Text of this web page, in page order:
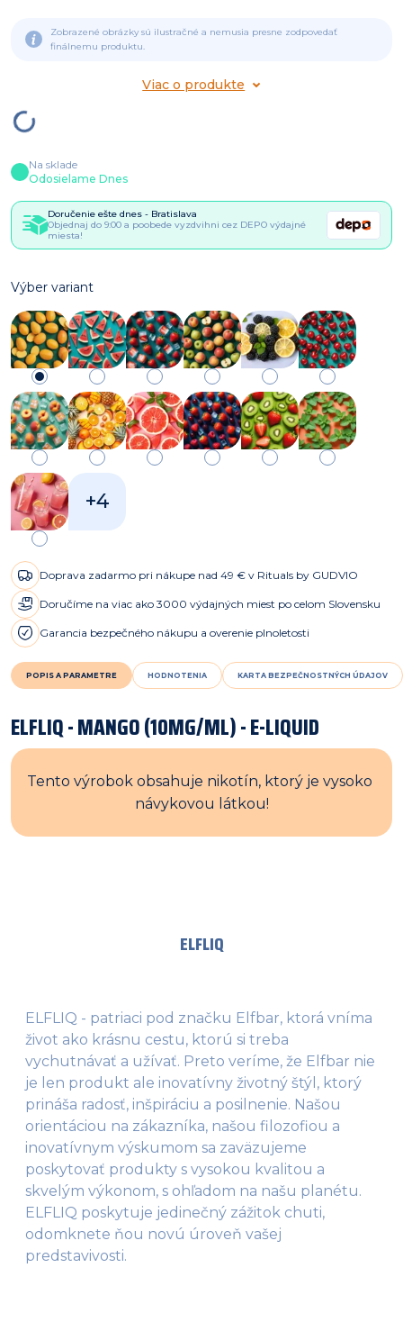
Zobrazené obrázky sú ilustračné a nemusia presne zodpovedať
finálnemu produktu.
Viac o produkte
Na sklade
Odosielame Dnes
Doručenie ešte dnes - Bratislava
Objednaj do 9:00 a poobede vyzdvihni cez DEPO výdajné
miesta!
Výber variant
+4
Doprava zadarmo pri nákupe nad 49 € v Rituals by GUDVIO
Doručíme na viac ako 3000 výdajných miest po celom Slovensku
Garancia bezpečného nákupu a overenie plnoletosti
POPIS A PARAMETRE HODNOTENIA KARTA BEZPEČNOSTNÝCH ÚDAJOV
ELFLIQ - MANGO (10MG/ML) - E-LIQUID
Tento výrobok obsahuje nikotín, ktorý je vysoko
návykovou látkou!
ELFLIQ
ELFLIQ - patriaci pod značku Elfbar, ktorá vníma
život ako krásnu cestu, ktorú si treba
vychutnávať a užívať. Preto veríme, že Elfbar nie
je len produkt ale inovatívny životný štýl, ktorý
prináša radosť, inšpiráciu a posilnenie. Našou
orientáciou na zákazníka, našou filozofiou a
inovatívnym výskumom sa zaväzujeme
poskytovať produkty s vysokou kvalitou a
skvelým výkonom, s ohľadom na našu planétu.
ELFLIQ poskytuje jedinečný zážitok chuti,
odomknete ňou novú úroveň vašej
predstavivosti.